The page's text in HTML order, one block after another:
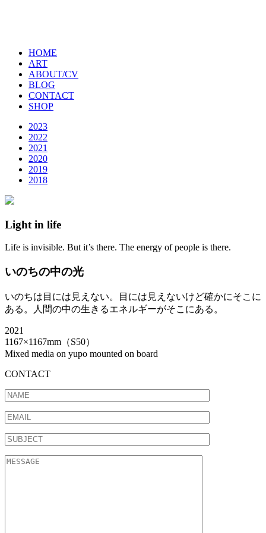
HOME
ART
ABOUT/CV
BLOG
CONTACT
SHOP
2023
2022
2021
2020
2019
2018
Light in life
Life is invisible. But it’s there. The energy of people is there.
いのちの中の光
いのちは目には見えない。目には見えないけど確かにそこに
ある。人間の中の生きるエネルギーがそこにある。
2021
1167×1167mm（S50）
Mixed media on yupo mounted on board
CONTACT